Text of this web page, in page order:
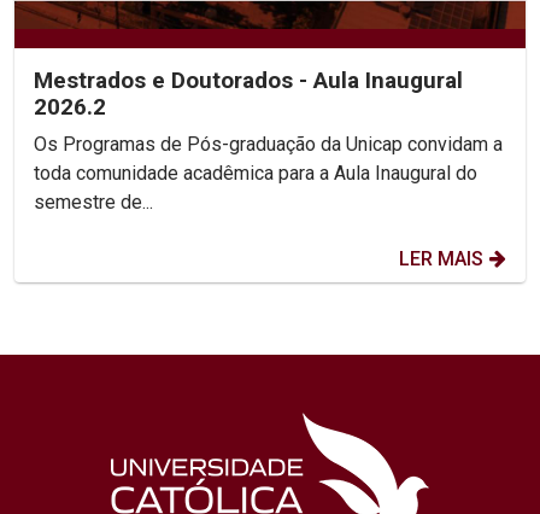
Mestrados e Doutorados - Aula Inaugural
2026.2
Os Programas de Pós-graduação da Unicap convidam a
toda comunidade acadêmica para a Aula Inaugural do
semestre de...
LER MAIS